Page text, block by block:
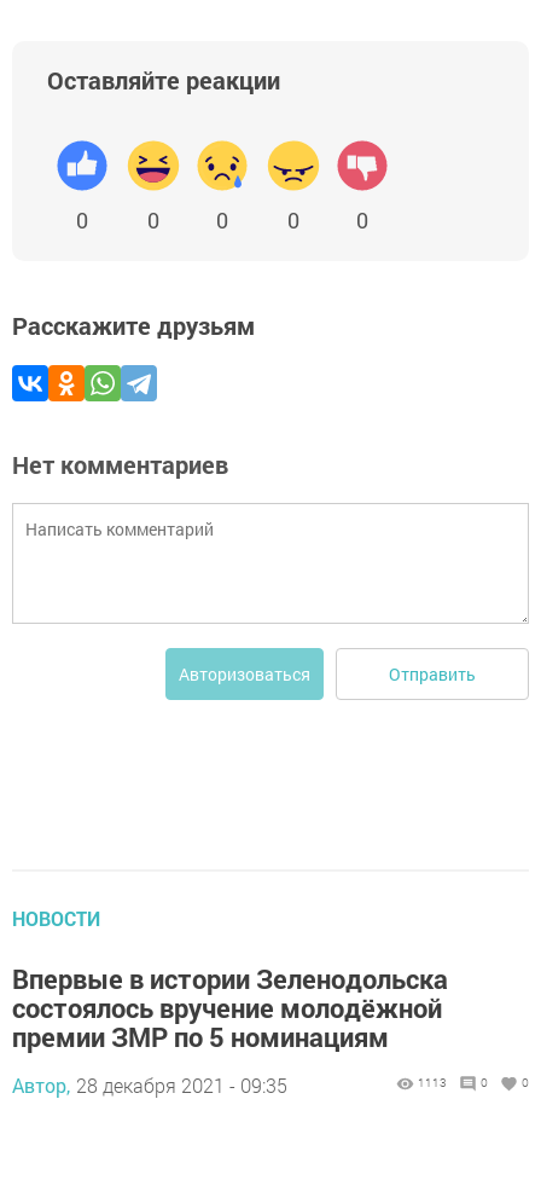
Оставляйте реакции
0 0 0 0 0
Расскажите друзьям
Нет комментариев
Авторизоваться Отправить
НОВОСТИ
Впервые в истории Зеленодольска
состоялось вручение молодёжной
премии ЗМР по 5 номинациям
Автор, 28 декабря 2021 - 09:35 1113 0 0